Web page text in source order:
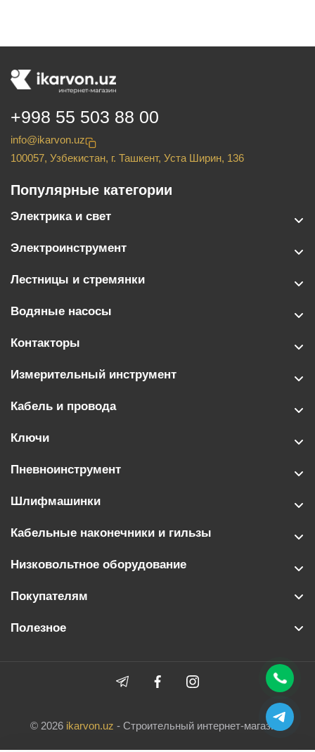
+998 55 503 88 00
info@ikarvon.uz
100057, Узбекистан, г. Ташкент, Уста Ширин, 136
Популярные категории
Электрика и свет
Электроинструмент
Лестницы и стремянки
Водяные насосы
Контакторы
Измерительный инструмент
Кабель и провода
Ключи
Пневноинструмент
Шлифмашинки
Кабельные наконечники и гильзы
Низковольтное оборудование
Покупателям
Полезное
© 2026 ikarvon.uz - Строительный интернет-магазин.